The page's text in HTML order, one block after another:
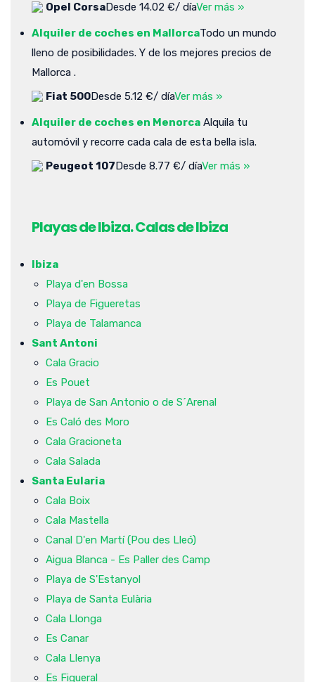
Opel CorsaDesde 14.02 €/ díaVer más »
Alquiler de coches en MallorcaTodo un mundo
lleno de posibilidades. Y de los mejores precios de
Mallorca .
Fiat 500Desde 5.12 €/ díaVer más »
Alquiler de coches en Menorca Alquila tu
automóvil y recorre cada cala de esta bella isla.
Peugeot 107 Desde 8.77 €/ díaVer más »
Playas de Ibiza. Calas de Ibiza
Ibiza
Playa d'en Bossa
Playa de Figueretas
Playa de Talamanca
Sant Antoni
Cala Gracio
Es Pouet
Playa de San Antonio o de S´Arenal
Es Caló des Moro
Cala Gracioneta
Cala Salada
Santa Eularia
Cala Boix
Cala Mastella
Canal D'en Martí (Pou des Lleó)
Aigua Blanca - Es Paller des Camp
Playa de S'Estanyol
Playa de Santa Eulària
Cala Llonga
Es Canar
Cala Llenya
Es Figueral